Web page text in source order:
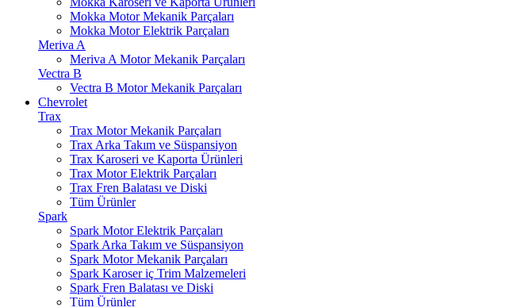
Mokka Motor Mekanik Parçaları
Mokka Motor Elektrik Parçaları
Meriva A
Meriva A Motor Mekanik Parçaları
Vectra B
Vectra B Motor Mekanik Parçaları
Chevrolet
Trax
Trax Motor Mekanik Parçaları
Trax Arka Takım ve Süspansiyon
Trax Karoseri ve Kaporta Ürünleri
Trax Motor Elektrik Parçaları
Trax Fren Balatası ve Diski
Tüm Ürünler
Spark
Spark Motor Elektrik Parçaları
Spark Arka Takım ve Süspansiyon
Spark Motor Mekanik Parçaları
Spark Karoser iç Trim Malzemeleri
Spark Fren Balatası ve Diski
Tüm Ürünler